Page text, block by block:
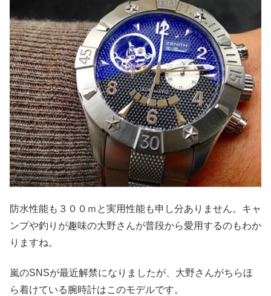
防水性能も３００ｍと実用性能も申し分ありません。キャ
ンプや釣りが趣味の大野さんが普段から愛用するのもわか
りますね。
嵐のSNSが最近解禁になりましたが、大野さんがちらほ
ら着けている腕時計はこのモデルです。